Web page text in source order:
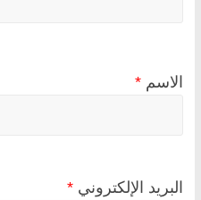
الاسم *
البريد الإلكتروني *